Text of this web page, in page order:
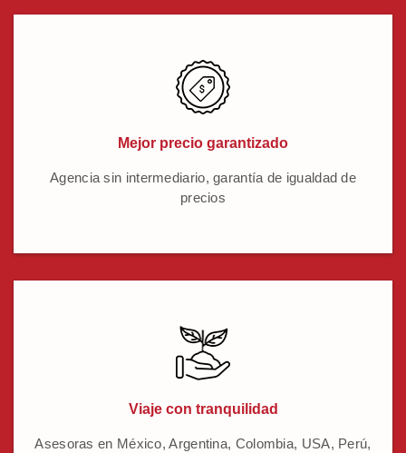
Mejor precio garantizado
Agencia sin intermediario, garantía de igualdad de
precios
Viaje con tranquilidad
Asesoras en México, Argentina, Colombia, USA, Perú,